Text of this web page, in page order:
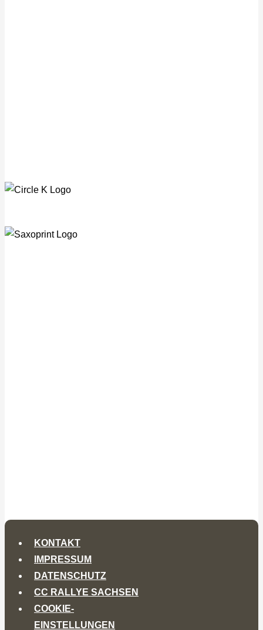
KONTAKT
IMPRESSUM
DATENSCHUTZ
CC RALLYE SACHSEN
COOKIE-
EINSTELLUNGEN